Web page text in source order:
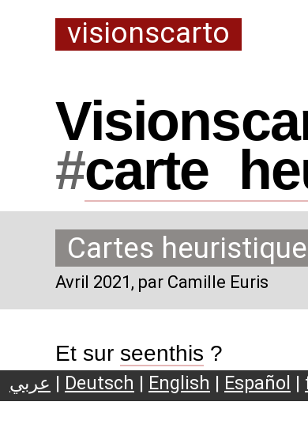
visionscarto
#carte
Cartes
Avril 2021 , par Camille Euris
Et sur seenthis ?
عربي | Deutsch | English | Español |